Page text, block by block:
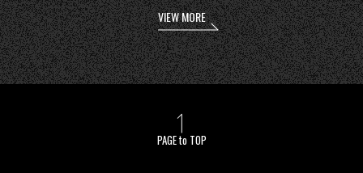
VIEW MORE
PAGE to TOP